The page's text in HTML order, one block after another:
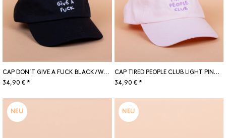
CAP DON´T GIVE A FUCK BLACK/WHITE
34,90 € *
CAP TIRED PEOPLE CLUB LIGHT PINK/LILAC
34,90 € *
NEU NEU